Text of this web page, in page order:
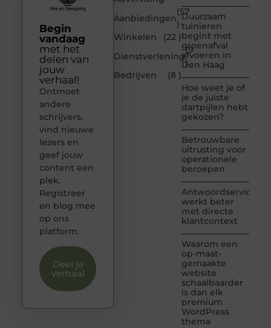
Aanbiedingen
(57
)
Winkelen
(22 )
Dienstverlening
(9
)
Bedrijven
(8 )
Duurzaam
tuinieren
begint met
groenafval
afvoeren in
Den Haag
Hoe weet je of
je de juiste
dartpijlen hebt
gekozen?
Betrouwbare
uitrusting voor
operationele
beroepen
Antwoordservice
werkt beter
met directe
klantcontext
Waarom een
op-maat-
gemaakte
website
schaalbaarder
is dan elk
premium
WordPress
thema
Begin
vandaag
met het
delen van
jouw
verhaal!
Ontmoet
andere
schrijvers,
vind nieuwe
lezers en
geef jouw
content een
plek.
Registreer
en blog mee
op ons
platform.
Deel je
verhaal